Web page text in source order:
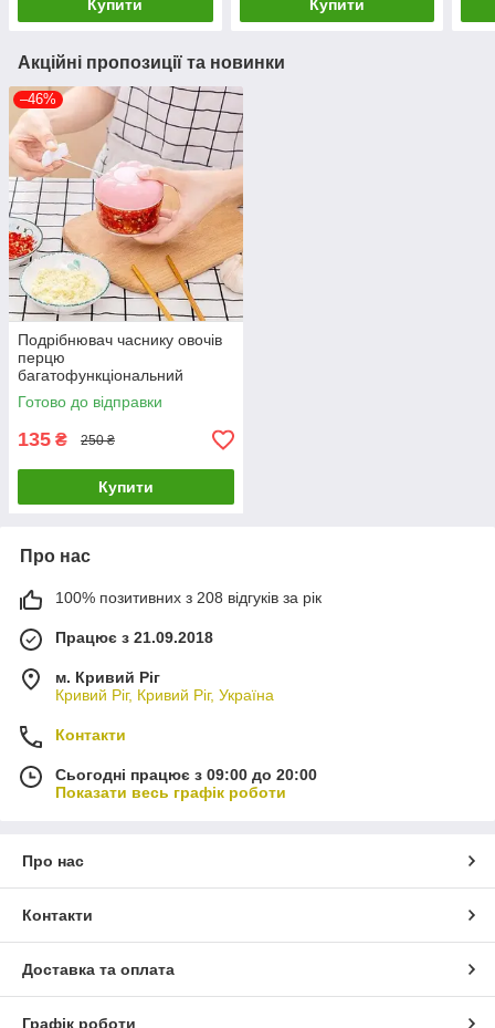
Купити Купити
Акційні пропозиції та новинки
–46%
Подрібнювач часнику овочів
перцю
багатофункціональний
подрібнювач
Готово до відправки
135 ₴ 250 ₴
Купити
Про нас
100% позитивних з 208 відгуків за рік
Працює з 21.09.2018
м. Кривий Ріг
Кривий Ріг, Кривий Ріг, Україна
Контакти
Сьогодні працює з 09:00 до 20:00
Показати весь графік роботи
Про нас
Контакти
Доставка та оплата
Графік роботи